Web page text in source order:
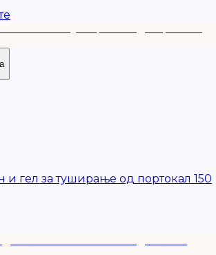
гел за туширање од портокал 150